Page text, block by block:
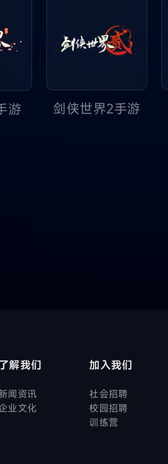
游 剑侠世界2手游
解我们
闻资讯
业文化
加入我们
社会招聘
校园招聘
训练营